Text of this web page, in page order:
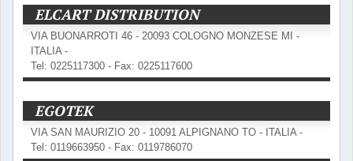
ELCART DISTRIBUTION
VIA BUONARROTI 46 - 20093 COLOGNO MONZESE MI -
ITALIA -
Tel: 0225117300 - Fax: 0225117600
EGOTEK
VIA SAN MAURIZIO 20 - 10091 ALPIGNANO TO - ITALIA -
Tel: 0119663950 - Fax: 0119786070